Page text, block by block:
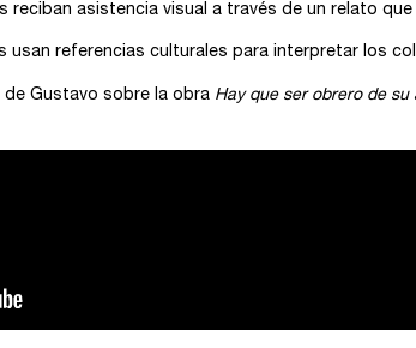
reciban asistencia visual a través de un relato
usan referencias culturales para interpretar los
de Gustavo sobre la obra Hay que ser obrero de su